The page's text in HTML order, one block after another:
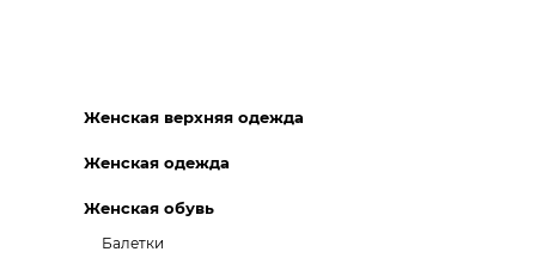
Женская верхняя одежда
Женская одежда
Женская обувь
Балетки